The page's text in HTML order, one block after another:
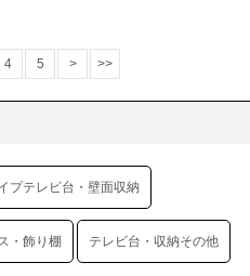
4 5 > >>
プテレビ台・壁面収納
・飾り棚 テレビ台・収納その他